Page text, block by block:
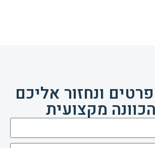
ונחזור אליכם
מקצועית